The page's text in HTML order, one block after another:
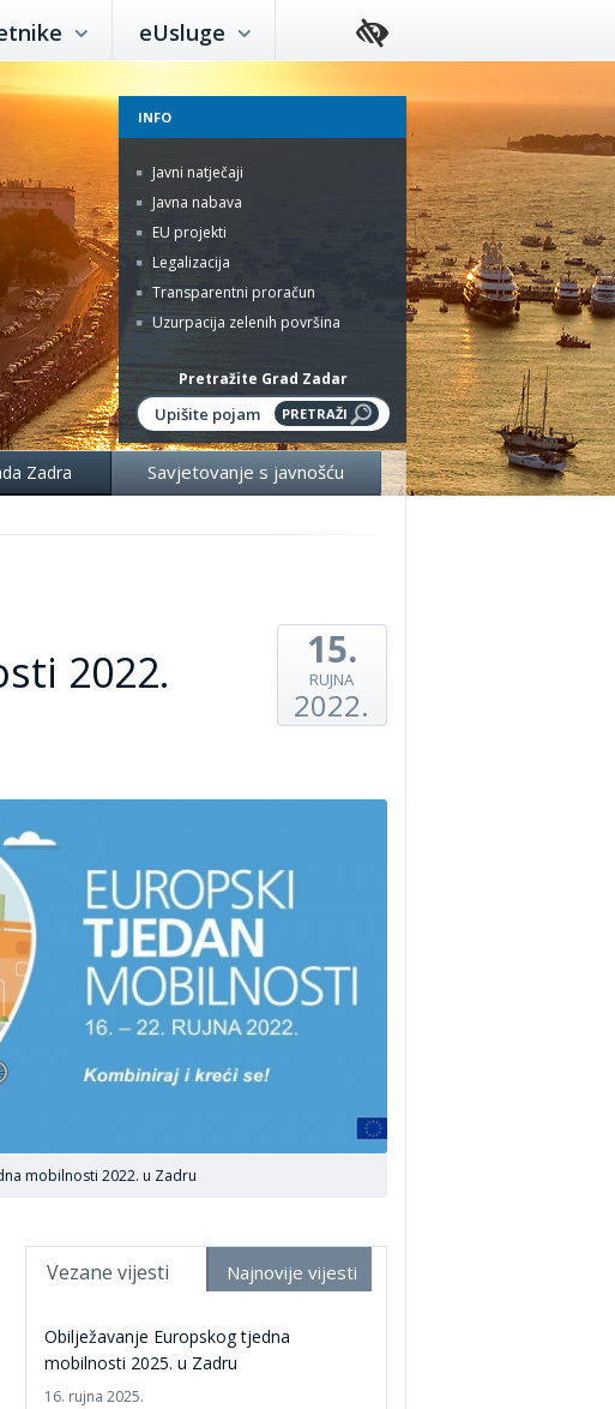
eUsluge
INFO
Javni natječaji
Javna nabava
EU projekti
Legalizacija
Transparentni proračun
Uzurpacija zelenih površina
Pretražite Grad Zadar
Zadra Savjetovanje s javnošću
2022.
15.
RUJNA
2022.
mobilnosti 2022. u Zadru
Vezane vijesti Najnovije vijesti
Obilježavanje Europskog tjedna
mobilnosti 2025. u Zadru
16. rujna 2025.